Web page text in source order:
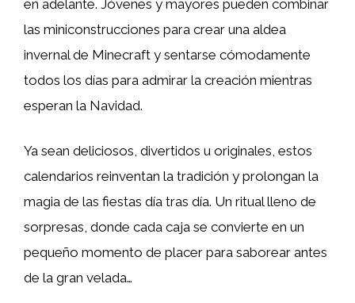
en adelante. Jóvenes y mayores pueden combinar
las miniconstrucciones para crear una aldea
invernal de Minecraft y sentarse cómodamente
todos los días para admirar la creación mientras
esperan la Navidad.
Ya sean deliciosos, divertidos u originales, estos
calendarios reinventan la tradición y prolongan la
magia de las fiestas día tras día. Un ritual lleno de
sorpresas, donde cada caja se convierte en un
pequeño momento de placer para saborear antes
de la gran velada…